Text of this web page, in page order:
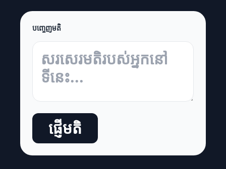
បញ្ចេញមតិ
ផ្ញើមតិ